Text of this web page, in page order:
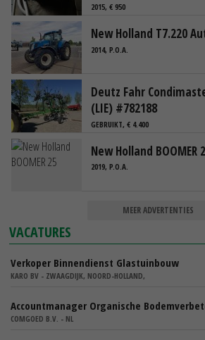
2015, € 950
New Holland T7.220
2014, P.O.A.
Deutz Fahr
(LIE) #782188
GEBRUIKT, € 4.400
New Holland BOOMER
2019, P.O.A.
MEER ADVERTENTIES
VACATURES
Verkoper Binnendienst Glastuinbouw
KARO BV - ZWAAGDIJK, NOORD-HOLLAND,
Accountmanager Organische
COMGOED B.V. - NL